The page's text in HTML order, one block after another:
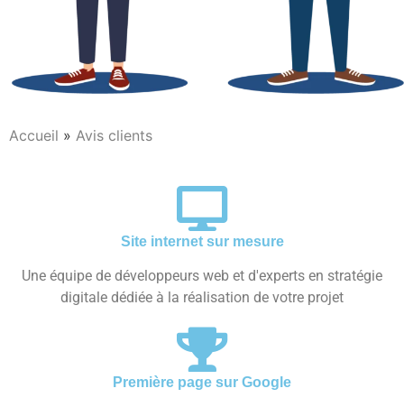
Accueil » Avis clients
Site internet sur mesure
Une équipe de développeurs web et d'experts en stratégie
digitale dédiée à la réalisation de votre projet
Première page sur Google